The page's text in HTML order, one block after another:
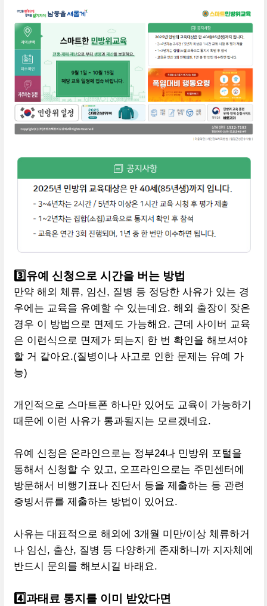
3️⃣유예 신청으로 시간을 버는 방법
만약 해외 체류, 임신, 질병 등 정당한 사유가 있는 경
우에는 교육을 유예할 수 있는데요. 해외 출장이 잦은
경우 이 방법으로 면제도 가능해요. 근데 사이버 교육
은 이런식으로 면제가 되는지 한 번 확인을 해보셔야
할 거 같아요.(질병이나 사고로 인한 문제는 유예 가
능)
개인적으로 스마트폰 하나만 있어도 교육이 가능하기
때문에 이런 사유가 통과될지는 모르겠네요.
유예 신청은 온라인으로는 정부24나 민방위 포털을
통해서 신청할 수 있고, 오프라인으로는 주민센터에
방문해서 비행기표나 진단서 등을 제출하는 등 관련
증빙서류를 제출하는 방법이 있어요.
사유는 대표적으로 해외에 3개월 미만/이상 체류하거
나 임신, 출산, 질병 등 다양하게 존재하니까 지자체에
반드시 문의를 해보시길 바래요.
4️⃣과태료 통지를 이미 받았다면